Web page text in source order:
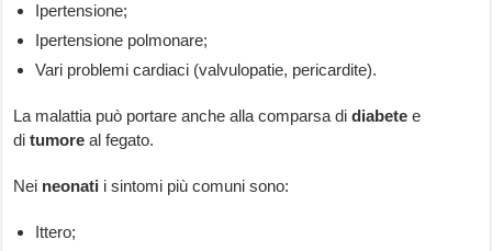
Ipertensione;
Ipertensione polmonare;
Vari problemi cardiaci (valvulopatie, pericardite).
La malattia può portare anche alla comparsa didiabete e
ditumore al fegato.
Nei neonati i sintomi più comuni sono:
Ittero;